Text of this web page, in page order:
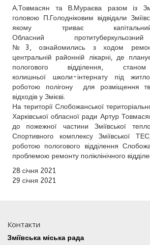
А.Товмасян та В.Мураєва разом із
головою П.Голодніковим відвідали
якому триває
Обласний
№3, ознайомились з ходом
центральній районній лікарні, де
пологового відділення, станом
колишньої школи-інтернату під
роботою полігону для розміщення
відходів у Змієві.
На території Слобожанської
Харківської обласної ради Артур
до пожежної частини Зміївської
Спортивного комплексу Зміївської
роботою пологового відділення
проблемою ремонту поліклінічного
28 січня 2021
29 січня 2021
Контакти
Зміївська міська рада